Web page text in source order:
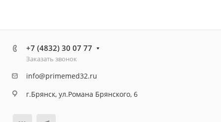
+7 (4832) 30 07 77
Заказать звонок
info@primemed32.ru
г.Брянск, ул.Романа Брянского, 6